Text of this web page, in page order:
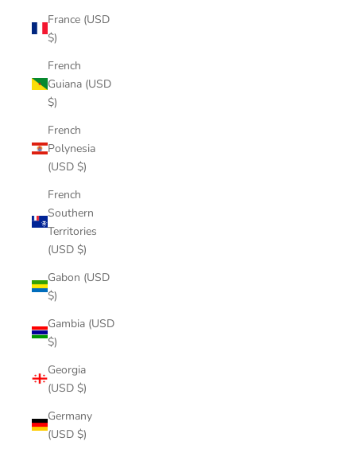
France (USD
$)
French
Guiana (USD
$)
French
Polynesia
(USD $)
French
Southern
Territories
(USD $)
Gabon (USD
$)
Gambia (USD
$)
Georgia
(USD $)
Germany
(USD $)